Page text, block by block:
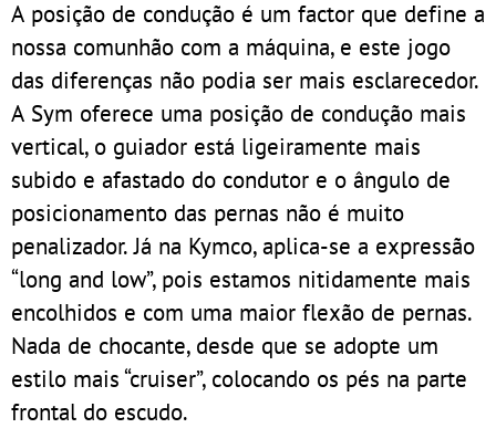
A posição de condução é um factor que define a
nossa comunhão com a máquina, e este jogo
das diferenças não podia ser mais esclarecedor.
A Sym oferece uma posição de condução mais
vertical, o guiador está ligeiramente mais
subido e afastado do condutor e o ângulo de
posicionamento das pernas não é muito
penalizador. Já na Kymco, aplica-se a expressão
“long and low”, pois estamos nitidamente mais
encolhidos e com uma maior flexão de pernas.
Nada de chocante, desde que se adopte um
estilo mais “cruiser”, colocando os pés na parte
frontal do escudo.